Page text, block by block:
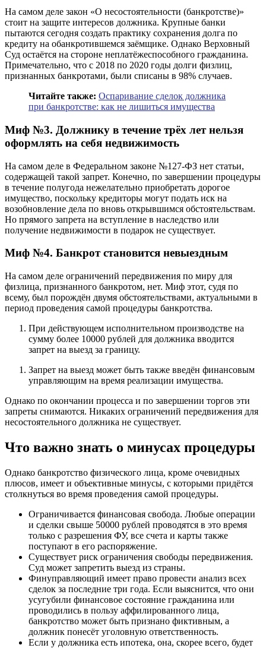
На самом деле закон «О несостоятельности (банкротстве)»
стоит на защите интересов должника. Крупные банки
пытаются сегодня создать практику сохранения долга по
кредиту на обанкротившемся заёмщике. Однако Верховный
Суд остаётся на стороне неплатёжеспособного гражданина.
Примечательно, что с 2018 по 2020 годы долги физлиц,
признанных банкротами, были списаны в 98% случаев.
Читайте также: Оспаривание сделок должника
при банкротстве: как не лишиться имущества
Миф №3. Должнику в течение трёх лет нельзя
оформлять на себя недвижимость
На самом деле в Федеральном законе №127-ФЗ нет статьи,
содержащей такой запрет. Конечно, по завершении процедуры
в течение полугода нежелательно приобретать дорогое
имущество, поскольку кредиторы могут подать иск на
возобновление дела по вновь открывшимся обстоятельствам.
Но прямого запрета на вступление в наследство или
получение недвижимости в подарок не существует.
Миф №4. Банкрот становится невыездным
На самом деле ограничений передвижения по миру для
физлица, признанного банкротом, нет. Миф этот, судя по
всему, был порождён двумя обстоятельствами, актуальными в
период проведения самой процедуры банкротства.
При действующем исполнительном производстве на
сумму более 10000 рублей для должника вводится
запрет на выезд за границу.
Запрет на выезд может быть также введён финансовым
управляющим на время реализации имущества.
Однако по окончании процесса и по завершении торгов эти
запреты снимаются. Никаких ограничений передвижения для
несостоятельного должника не существует.
Что важно знать о минусах процедуры
Однако банкротство физического лица, кроме очевидных
плюсов, имеет и объективные минусы, с которыми придётся
столкнуться во время проведения самой процедуры.
Ограничивается финансовая свобода. Любые операции
и сделки свыше 50000 рублей проводятся в это время
только с разрешения ФУ, все счета и карты также
поступают в его распоряжение.
Существует риск ограничения свободы передвижения.
Суд может запретить выезд из страны.
Финуправляющий имеет право провести анализ всех
сделок за последние три года. Если выяснится, что они
усугубили финансовое состояние гражданина или
проводились в пользу аффилированного лица,
банкротство может быть признано фиктивным, а
должник понесёт уголовную ответственность.
Если у должника есть ипотека, она, скорее всего, будет